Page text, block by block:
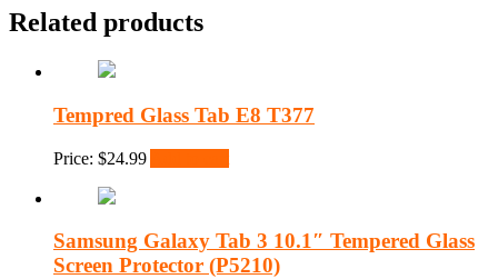
Related products
Tempred Glass Tab E8 T377
Price: $24.99
Samsung Galaxy Tab 3 10.1″ Tempered Glass
Screen Protector (P5210)